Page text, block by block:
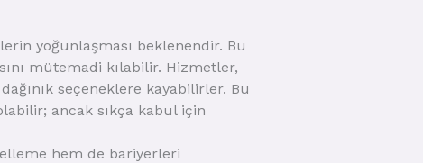
yoğunlaşması beklenendir. Bu
mütemadi kılabilir. Hizmetler,
seçeneklere kayabilirler. Bu
ancak sıkça kabul için
hem de bariyerleri